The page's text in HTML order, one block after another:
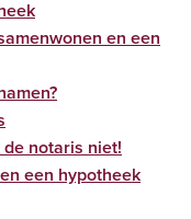
en een
de notaris niet!
een hypotheek